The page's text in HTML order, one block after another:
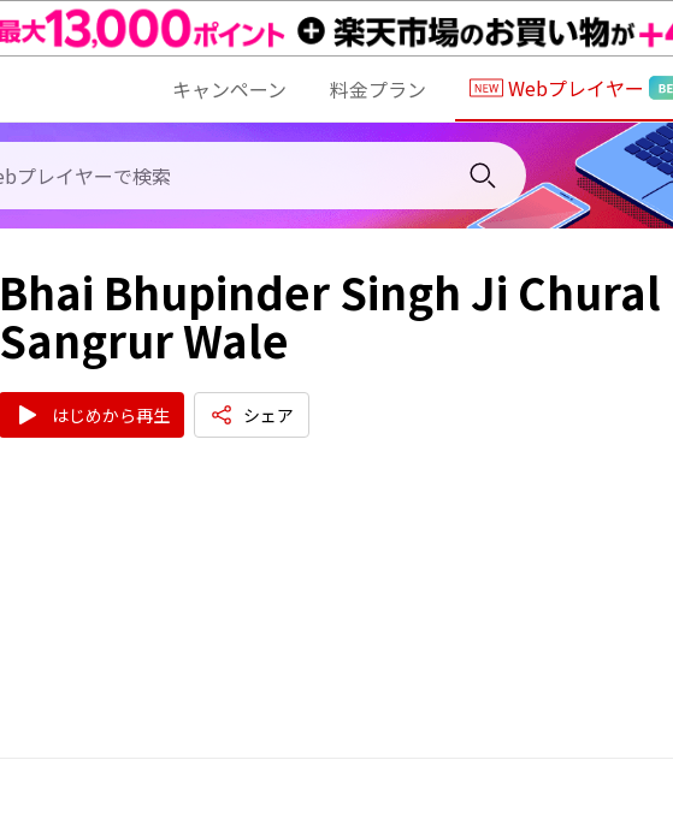
キャンペーン 料金プラン Webプレイヤー
Bhai Bhupinder Singh Ji
Sangrur Wale
はじめから再生 シェア